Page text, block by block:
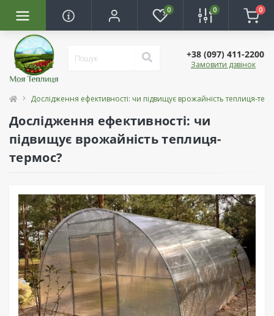
0 0 0
+38 (097) 411-2200
Замовити дзвінок
Дослідження ефективності: чи підвищує врожайність теплиця-
Дослідження ефективності: чи
підвищує врожайність теплиця-
термос?